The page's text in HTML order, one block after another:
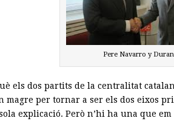
Pere Navarro y
els dos partits de la centralitat
magre per tornar a ser els dos eixos
explicació. Però n’hi ha una que